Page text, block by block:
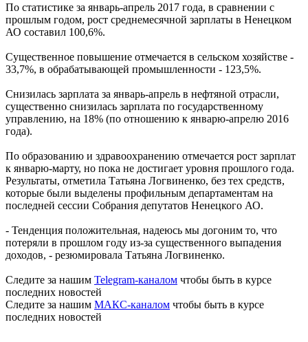
По статистике за январь-апрель 2017 года, в сравнении с
прошлым годом, рост среднемесячной зарплаты в Ненецком
АО составил 100,6%.
Существенное повышение отмечается в сельском хозяйстве -
33,7%, в обрабатывающей промышленности - 123,5%.
Снизилась зарплата за январь-апрель в нефтяной отрасли,
существенно снизилась зарплата по государственному
управлению, на 18% (по отношению к январю-апрелю 2016
года).
По образованию и здравоохранению отмечается рост зарплат
к январю-марту, но пока не достигает уровня прошлого года.
Результаты, отметила Татьяна Логвиненко, без тех средств,
которые были выделены профильным департаментам на
последней сессии Собрания депутатов Ненецкого АО.
- Тенденция положительная, надеюсь мы догоним то, что
потеряли в прошлом году из-за существенного выпадения
доходов, - резюмировала Татьяна Логвиненко.
Следите за нашим Telegram-каналом чтобы быть в курсе
последних новостей
Следите за нашим МАКС-каналом чтобы быть в курсе
последних новостей